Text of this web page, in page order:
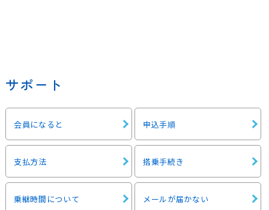
サポート
会員になると 申込手順
支払方法 搭乗手続き
乗継時間について メールが届かない